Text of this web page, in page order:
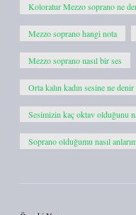
Koloratur Mezzo soprano ne
Mezzo soprano hangi nota
Mezzo soprano nasıl bir ses
Orta kalın kadın sesine ne denir
Sesimizin kaç oktav olduğunu
Soprano olduğumu nasıl